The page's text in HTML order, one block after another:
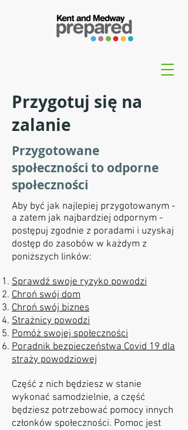
Przygotuj się na
zalanie
Przygotowane
społeczności to odporne
społeczności
Aby być jak najlepiej przygotowanym -
a zatem jak najbardziej odpornym -
postępuj zgodnie z poradami i uzyskaj
dostęp do zasobów w każdym z
poniższych linków:
Sprawdź swoje ryzyko powodzi
Chroń swój dom
Chroń swój biznes
Strażnicy powodzi
Pomóż swojej społeczności
Poradnik bezpieczeństwa Covid 19 dla
straży powodziowej
Część z nich będziesz w stanie
wykonać samodzielnie, a część
będziesz potrzebować pomocy innych
członków społeczności. Pomoc jest